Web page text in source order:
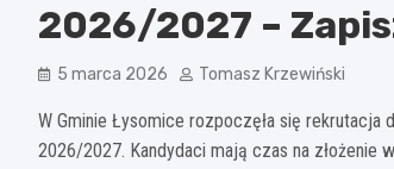
2026/2027 –
5 marca 2026 Tomasz Krzewiński
W Gminie Łysomice rozpoczęła się
2026/2027. Kandydaci mają czas na złożenie